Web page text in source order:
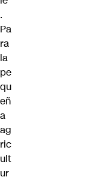
.
Pa
ra
la
pe
qu
eñ
a
ag
ric
ult
ur